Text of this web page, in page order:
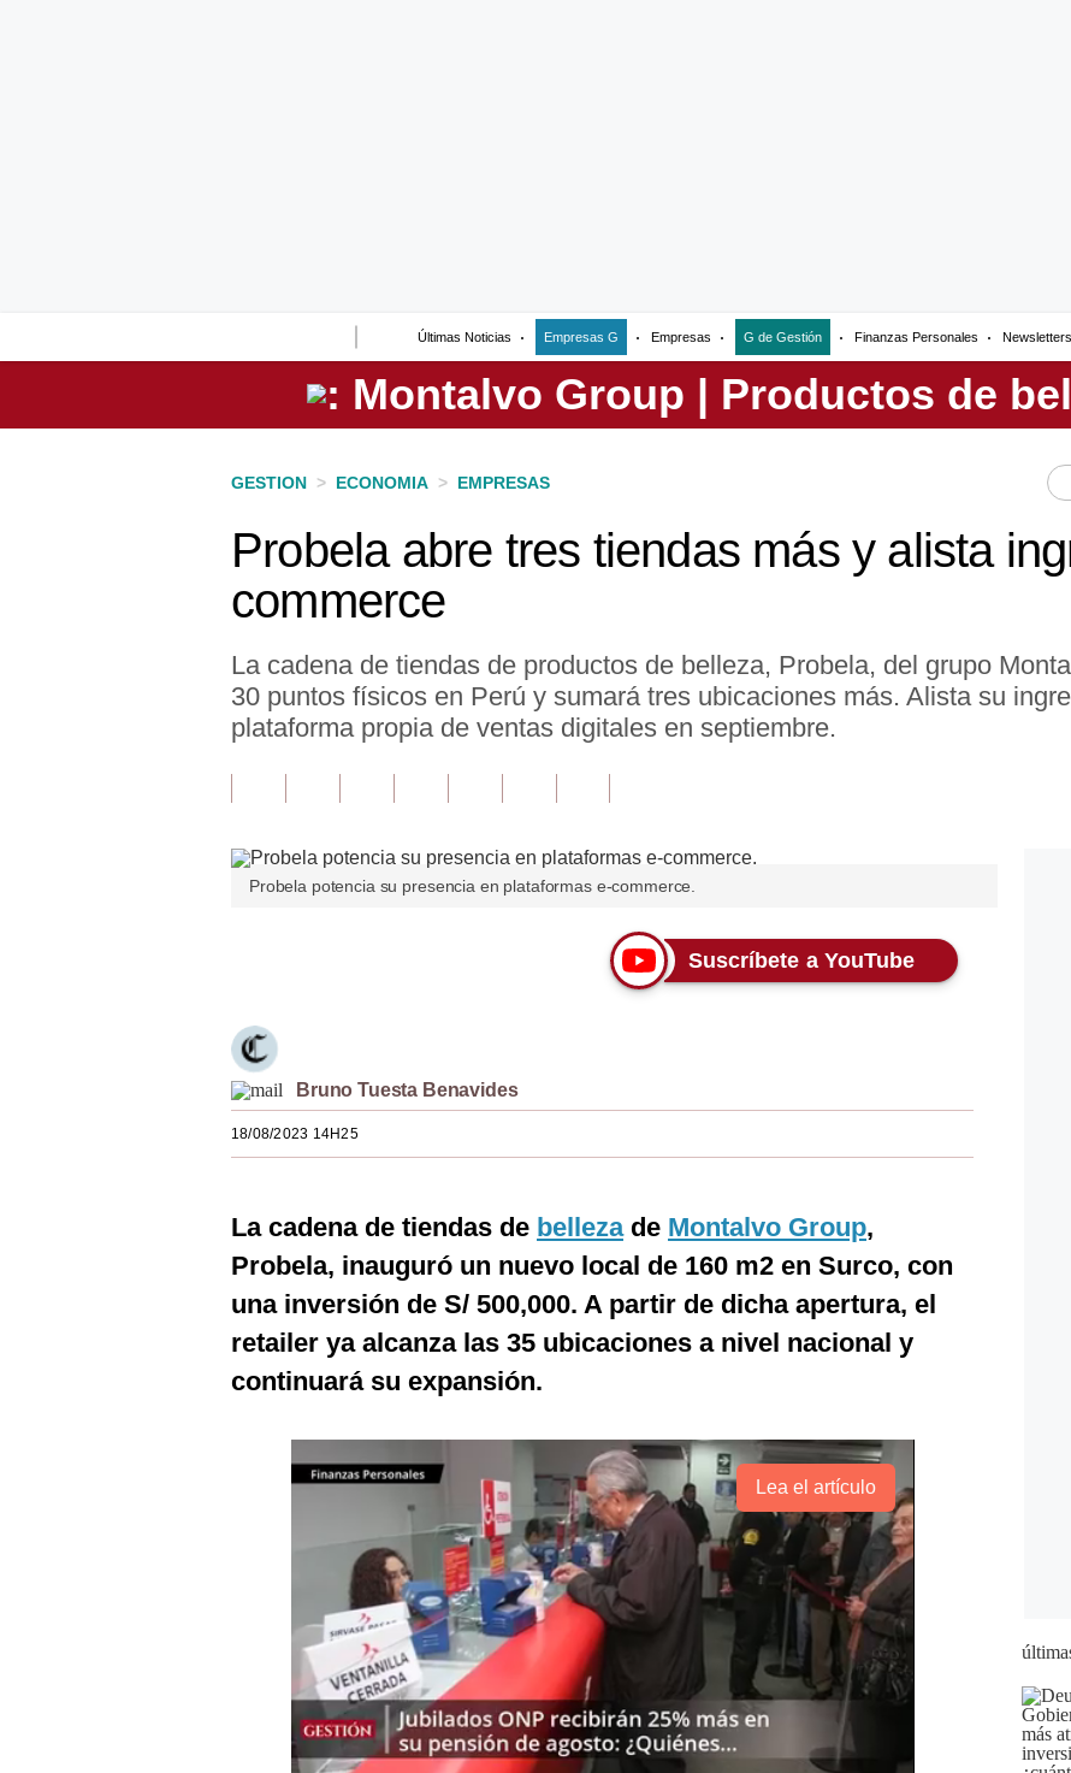
Últimas Noticias Empresas G Empresas G de Gestión Finanzas Personales Newsletters
Perú
GESTION > ECONOMIA > EMPRESAS
Probela abre tres tiendas más y alista
commerce
La cadena de tiendas de productos de belleza, Probela, del grupo
30 puntos físicos en Perú y sumará tres ubicaciones más. Alista su
plataforma propia de ventas digitales en septiembre.
Probela potencia su presencia en plataformas e-commerce.
Suscríbete a YouTube
Bruno Tuesta Benavides
18/08/2023 14H25
La cadena de tiendas de bellezade Montalvo Group,
Probela, inauguró un nuevo local de 160 m2 en Surco, con
una inversión de S/ 500,000. A partir de dicha apertura, el
retailer ya alcanza las 35 ubicaciones a nivel nacional y
continuará su expansión.
Lea el artículo